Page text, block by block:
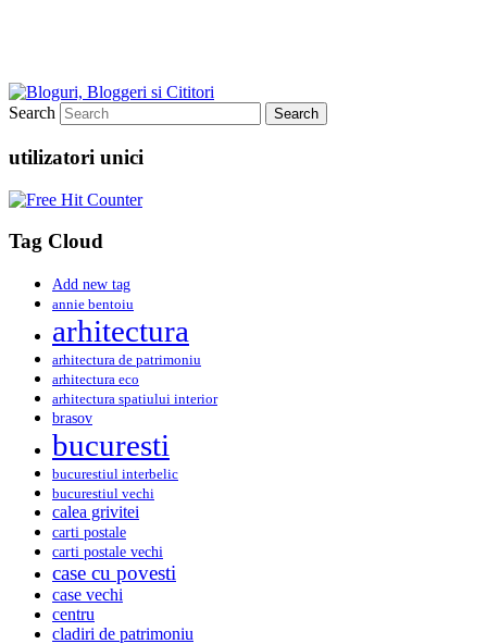
Search
utilizatori unici
Tag Cloud
Add new tag
annie bentoiu
arhitectura
arhitectura de patrimoniu
arhitectura eco
arhitectura spatiului interior
brasov
bucuresti
bucurestiul interbelic
bucurestiul vechi
calea grivitei
carti postale
carti postale vechi
case cu povesti
case vechi
centru
cladiri de patrimoniu